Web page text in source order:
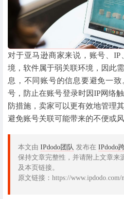
对于亚马逊商家来说，账号、
境，软件属于弱关联环境，因此
息，不同账号的信息要避免一
号，防止在账号登录时因IP网络
防措施，卖家可以更有效地管理
避免账号关联可能带来的不便或风
本文由 IPdodo团队 发布在 IPdodo
保持文章完整性，并请附上文章来
及本页链接。
原文链接：https://www.ipdodo.com/